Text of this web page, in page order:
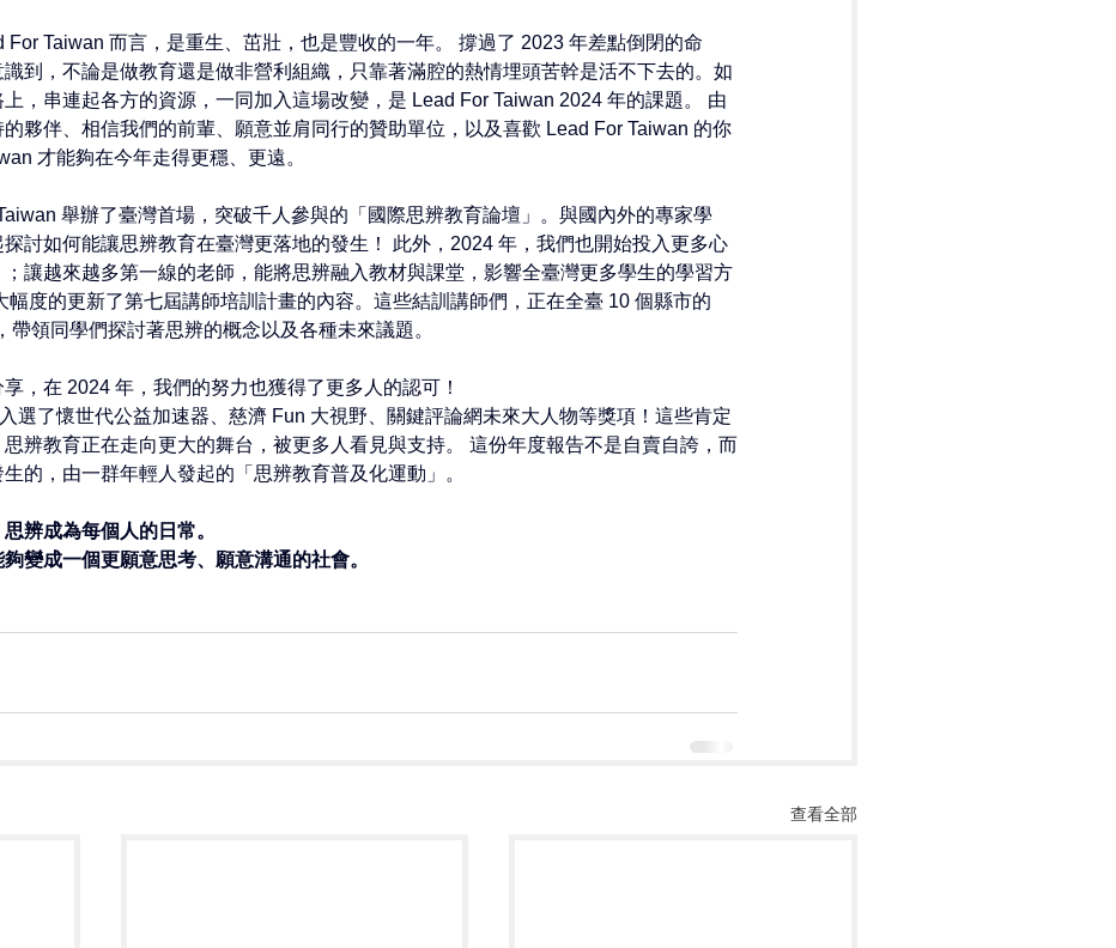
For Taiwan 而言，是重生、茁壯，也是豐收的一年。 撐過了 2023 年差點倒閉的命
到，不論是做教育還是做非營利組織，只靠著滿腔的熱情埋頭苦幹是活不下去的。如
，串連起各方的資源，一同加入這場改變，是 Lead For Taiwan 2024 年的課題。 由
夥伴、相信我們的前輩、願意並肩同行的贊助單位，以及喜歡 Lead For Taiwan 的你
才能夠在今年走得更穩、更遠。
舉辦了臺灣首場，突破千人參與的「國際思辨教育論壇」。與國內外的專家學
討如何能讓思辨教育在臺灣更落地的發生！ 此外，2024 年，我們也開始投入更多心
讓越來越多第一線的老師，能將思辨融入教材與課堂，影響全臺灣更多學生的學習方
幅度的更新了第七屆講師培訓計畫的內容。這些結訓講師們，正在全臺 10 個縣市的
帶領同學們探討著思辨的概念以及各種未來議題。
，在 2024 年，我們的努力也獲得了更多人的認可！
入選了懷世代公益加速器、慈濟 Fun 大視野、關鍵評論網未來大人物等獎項！這些肯定
辨教育正在走向更大的舞台，被更多人看見與支持。 這份年度報告不是自賣自誇，而
的，由一群年輕人發起的「思辨教育普及化運動」。
辨成為每個人的日常。
變成一個更願意思考、願意溝通的社會。
查看全部